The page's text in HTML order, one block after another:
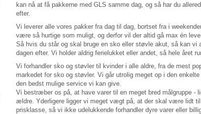
kan nå at få pakkerne med GLS samme dag, og så har du
efter.
Vi leverer alle vores pakker fra dag til dag, bortset fra i
være så hurtige som muligt, og derfor vil der altid gå max én
Så hvis du står og skal bruge en sko eller støvle akut, så kan vi
dagen efter. Vi holder aldrig ferielukket eller andet, så hele året
Vi forhandler sko og støvler til kvinder i alle aldre, fra de mest
markedet for sko og støvler. Vi går utrolig meget op i den
den bedst mulige service vi kan give.
Vi bestræber os på, at have varer til en meget bred målgruppe -
ældre. Yderligere ligger vi meget vægt på, at der skal være lidt til
prisklasse, så vi ikke udelukkende forhandler dyre varer eller